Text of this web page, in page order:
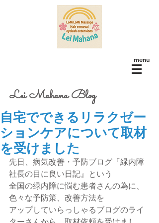
menu
Lei Mahana Blog
自宅でできるリラクゼー
ションケアについて取材
を受けました
先日、病気改善・予防ブログ『緑内障
社長の目に良い日記』という
全国の緑内障に悩む患者さんの為に、
色々な予防策、改善方法を
アップしていらっしゃるブログのライ